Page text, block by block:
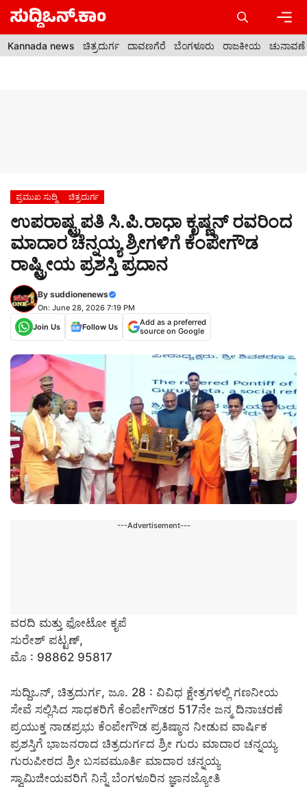
Skip
content
Kannada news ಚಿತ್ರದುರ್ಗ ದಾವಣಗೆರೆ ಬೆಂಗಳೂರು ರಾಜಕೀಯ ಚುನಾವಣೆ
ಪ್ರಮುಖ ಸುದ್ದಿ ಚಿತ್ರದುರ್ಗ
ಉಪರಾಷ್ಟ್ರಪತಿ ಸಿ.ಪಿ.ರಾಧಾ ಕೃಷ್ಣನ್ ರವರಿಂದ
ಮಾದಾರ ಚೆನ್ನಯ್ಯ ಶ್ರೀಗಳಿಗೆ ಕೆಂಪೇಗೌಡ
ರಾಷ್ಟ್ರೀಯ ಪ್ರಶಸ್ತಿ ಪ್ರದಾನ
By suddionenews
On: June 28, 2026 7:19 PM
Join Us
Follow Us
Add as a preferred
source on Google
---Advertisement---
ವರದಿ ಮತ್ತು ಫೋಟೋ ಕೃಪೆ
ಸುರೇಶ್ ಪಟ್ಟಣ್,
ಮೊ : 98862 95817
ಸುದ್ದಿಒನ್, ಚಿತ್ರದುರ್ಗ, ಜೂ. 28 : ವಿವಿಧ ಕ್ಷೇತ್ರಗಳಲ್ಲಿ ಗಣನೀಯ
ಸೇವೆ ಸಲ್ಲಿಸಿದ ಸಾಧಕರಿಗೆ ಕೆಂಪೇಗೌಡರ 517ನೇ ಜನ್ಮ ದಿನಾಚರಣೆ
ಪ್ರಯುಕ್ತ ನಾಡಪ್ರಭು ಕೆಂಪೇಗೌಡ ಪ್ರತಿಷ್ಠಾನ ನೀಡುವ ವಾರ್ಷಿಕ
ಪ್ರಶಸ್ತಿಗೆ ಭಾಜನರಾದ ಚಿತ್ರದುರ್ಗದ ಶ್ರೀ ಗುರು ಮಾದಾರ ಚನ್ನಯ್ಯ
ಗುರುಪೀಠದ ಶ್ರೀ ಬಸವಮೂರ್ತಿ ಮಾದಾರ ಚನ್ನಯ್ಯ
ಸ್ವಾಮಿಜೀಯವರಿಗೆ ನಿನ್ನೆ ಬೆಂಗಳೂರಿನ ಜ್ಞಾನಜ್ಯೋತಿ